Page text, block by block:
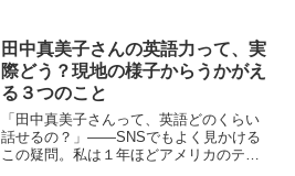
人級に変わった”という声も多く見られま
す。本記事では...
田中真美子さんの英語力って、実
際どう？現地の様子からうかがえ
る３つのこと
「田中真美子さんって、英語どのくらい
話せるの？」——SNSでもよく見かける
この疑問。私は１年ほどアメリカのテキ